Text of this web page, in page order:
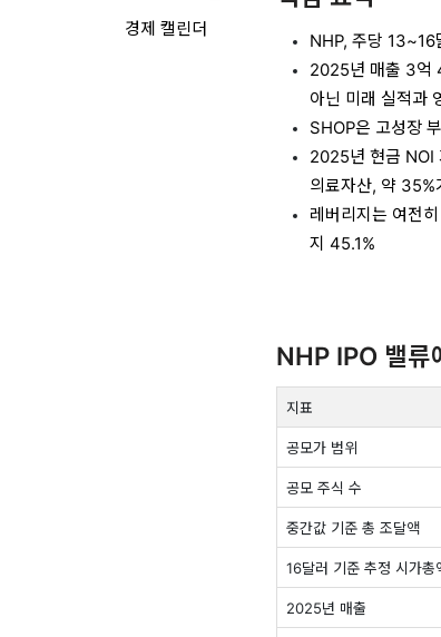
경제 캘린더
NHP, 주당 13~16
2025년 매출 3억
아닌 미래 실적과
SHOP은 고성장
2025년 현금 NOI
의료자산, 약 35%
레버리지는 여전
지 45.1%
NHP IPO 밸류
지표
공모가 범위
공모 주식 수
중간값 기준 총 조달액
16달러 기준 추정 시가총
2025년 매출